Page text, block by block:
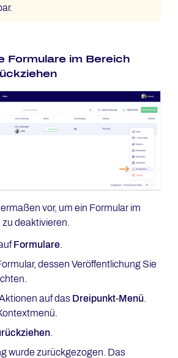
Formulare im Bereich
vor, um ein Formular im
deaktivieren.
Formulare.
dessen Veröffentlichung Sie
auf das Dreipunkt-Menü
.
wurde zurückgezogen. Das